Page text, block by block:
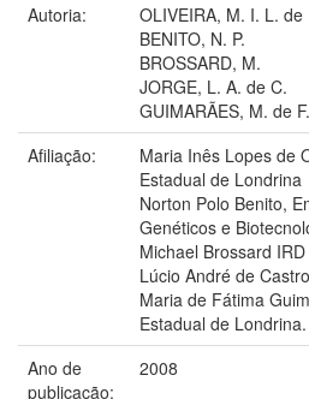
Autoria:
OLIVEIRA, M. I. L. de
BENITO, N. P.
BROSSARD, M.
JORGE, L. A. de C.
GUIMARÃES, M. de F.
Afiliação:
Maria Inês Lopes de
Estadual de Londrina
Norton Polo Benito,
Genéticos e
Michael Brossard
Lúcio André de
Maria de Fátima
Estadual de Londrina.
Ano de
publicação:
2008